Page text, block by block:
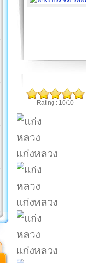
Rating : 10/10
แก่งหลวง
แก่งหลวง
แก่งหลวง